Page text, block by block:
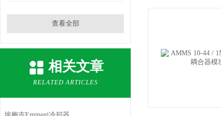
查看全部
相关文章
RELATED ARTICLES